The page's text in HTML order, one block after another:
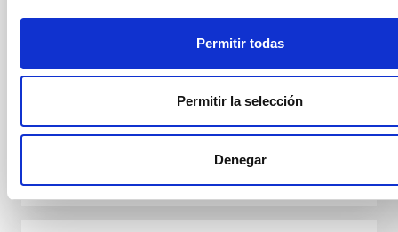
Permitir todas
Permitir la selección
Denegar
Esta visita subraya el interés y la apuesta compartida
colaboración en proyectos de alta tecnología como